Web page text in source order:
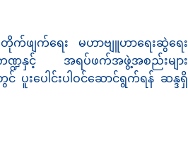
ဖျက်ရေး မဟာဗျူဟာရေးဆွဲရေး
ဍနှင့် အရပ်ဖက်အဖွဲ့အစည်းများ
ပေါင်းပါဝင်ဆောင်ရွက်ရန် ဆန္ဒရှိ